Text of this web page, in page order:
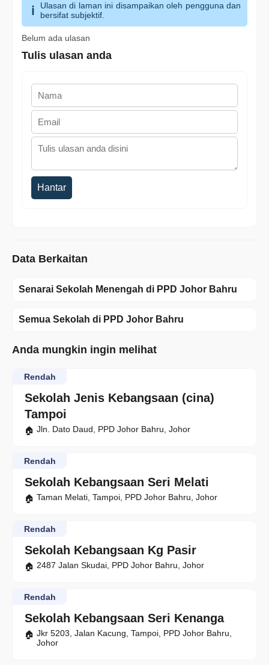
Ulasan di laman ini disampaikan oleh pengguna dan
bersifat subjektif.
Belum ada ulasan
Tulis ulasan anda
Hantar
Data Berkaitan
Senarai Sekolah Menengah di PPD Johor Bahru
Semua Sekolah di PPD Johor Bahru
Anda mungkin ingin melihat
Sekolah Jenis Kebangsaan (cina)
Tampoi
Rendah
Jln. Dato Daud, PPD Johor Bahru, Johor
Sekolah Kebangsaan Seri Melati
Rendah
Taman Melati, Tampoi, PPD Johor Bahru, Johor
Sekolah Kebangsaan Kg Pasir
Rendah
2487 Jalan Skudai, PPD Johor Bahru, Johor
Sekolah Kebangsaan Seri Kenanga
Rendah
Jkr 5203, Jalan Kacung, Tampoi, PPD Johor Bahru,
Johor